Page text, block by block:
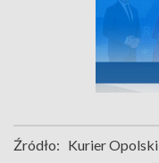
Źródło: Kurier Opolski